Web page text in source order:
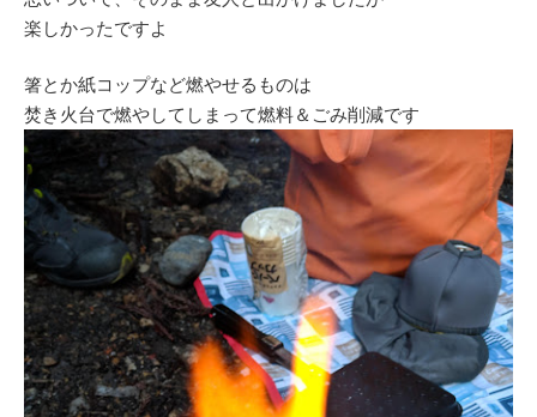
楽しかったですよ
箸とか紙コップなど燃やせるものは
焚き火台で燃やしてしまって燃料＆ごみ削減です